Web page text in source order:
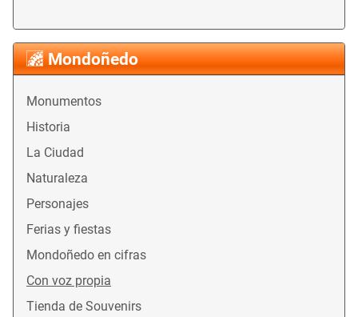
Mondoñedo
Monumentos
Historia
La Ciudad
Naturaleza
Personajes
Ferias y fiestas
Mondoñedo en cifras
Con voz propia
Tienda de Souvenirs